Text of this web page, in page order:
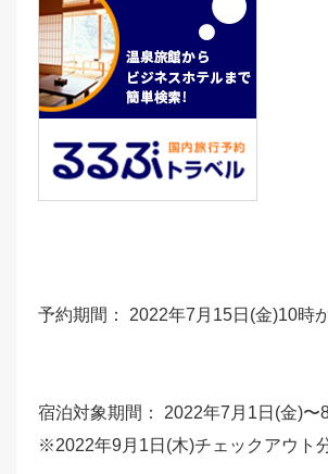
予約期間： 2022年7月15日(金)10時
宿泊対象期間： 2022年7月1日(金)〜
※2022年9月1日(木)チェックアウト